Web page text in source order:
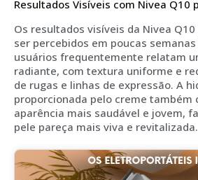
Resultados Visíveis com Nivea Q10
Os resultados visíveis da Nivea
ser percebidos em poucas
usuários frequentemente relatam
radiante, com textura uniforme e
de rugas e linhas de expressão. A
proporcionada pelo creme também
aparência mais saudável e jovem,
pele pareça mais viva e revitalizada.